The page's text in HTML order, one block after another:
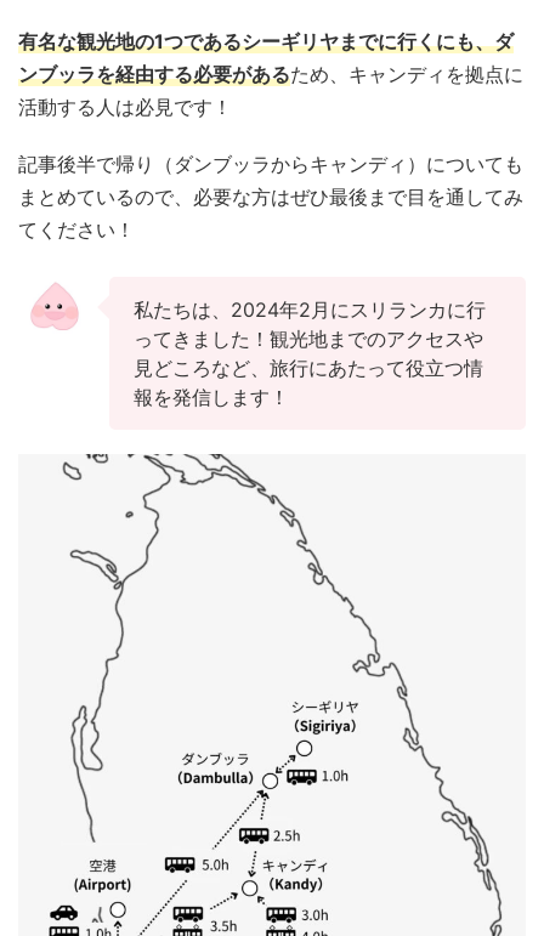
有名な観光地の1つであるシーギリヤまでに行くにも、ダ
ンブッラを経由する必要があるため、キャンディを拠点に
活動する人は必見です！
記事後半で帰り（ダンブッラからキャンディ）についても
まとめているので、必要な方はぜひ最後まで目を通してみ
てください！
私たちは、2024年2月にスリランカに行
ってきました！観光地までのアクセスや
見どころなど、旅行にあたって役立つ情
報を発信します！